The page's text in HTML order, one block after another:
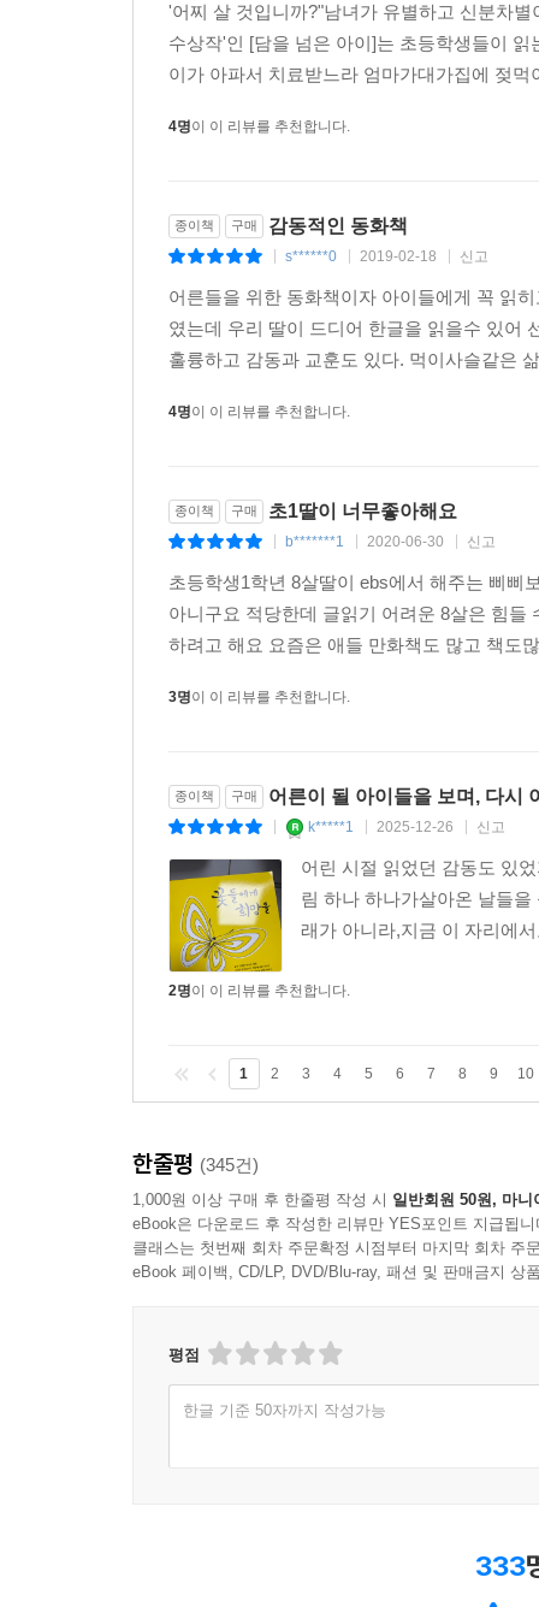
'어찌 살 것입니까?"남녀가 유별하고 신분차
수상작'인 [담을 넘은 아이]는 초등학생들이
이가 아파서 치료받느라 엄마가대가집에 젖
4명이 이 리뷰를 추천합니다.
종이책 구매 감동적인 동화책
s******0 2019-02-18 신고
어른들을 위한 동화책이자 아이들에게 꼭 읽
였는데 우리 딸이 드디어 한글을 읽을수 있어
훌륭하고 감동과 교훈도 있다. 먹이사슬같은
4명이 이 리뷰를 추천합니다.
종이책 구매 초1딸이 너무좋아해요
b*******1 2020-06-30 신고
초등학생1학년 8살딸이 ebs에서 해주는 삐삐
아니구요 적당한데 글읽기 어려운 8살은 힘
하려고 해요 요즘은 애들 만화책도 많고 책도
3명이 이 리뷰를 추천합니다.
종이책 구매 어른이 될 아이들을 보며, 다시
k*****1 2025-12-26 신고
어린 시절 읽었던 감동도 있
림 하나 하나가살아온 날들을
래가 아니라,지금 이 자리에
2명이 이 리뷰를 추천합니다.
1 2 3 4 5 6 7 8 9 10
한줄평 (345건)
1,000원 이상 구매 후 한줄평 작성 시 일반회원 50원, 마니
eBook은 다운로드 후 작성한 리뷰만 YES포인트 지급됩니
클래스는 첫번째 회차 주문확정 시점부터 마지막 회차 주
eBook 페이백, CD/LP, DVD/Blu-ray, 패션 및 판매금지 상
평점
한글 기준 50자까지 작성가능
333